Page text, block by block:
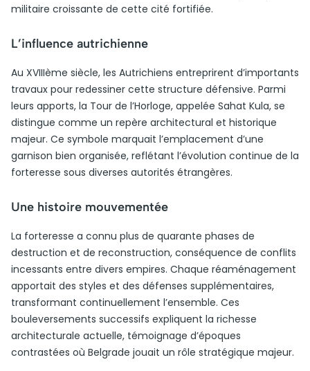
militaire croissante de cette cité fortifiée.
L’influence autrichienne
Au XVIIIème siècle, les Autrichiens entreprirent d’importants
travaux pour redessiner cette structure défensive. Parmi
leurs apports, la Tour de l’Horloge, appelée Sahat Kula, se
distingue comme un repère architectural et historique
majeur. Ce symbole marquait l’emplacement d’une
garnison bien organisée, reflétant l’évolution continue de la
forteresse sous diverses autorités étrangères.
Une histoire mouvementée
La forteresse a connu plus de quarante phases de
destruction et de reconstruction, conséquence de conflits
incessants entre divers empires. Chaque réaménagement
apportait des styles et des défenses supplémentaires,
transformant continuellement l’ensemble. Ces
bouleversements successifs expliquent la richesse
architecturale actuelle, témoignage d’époques
contrastées où Belgrade jouait un rôle stratégique majeur.